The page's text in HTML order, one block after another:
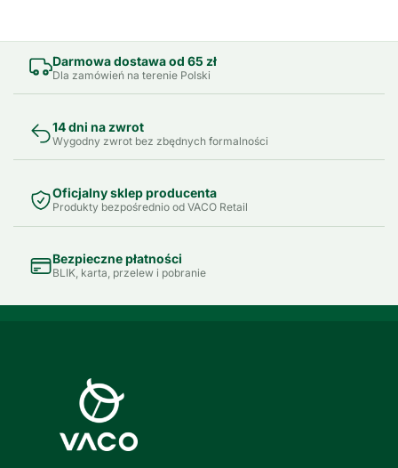
Darmowa dostawa od 65 zł
Dla zamówień na terenie Polski
14 dni na zwrot
Wygodny zwrot bez zbędnych formalności
Oficjalny sklep producenta
Produkty bezpośrednio od VACO Retail
Bezpieczne płatności
BLIK, karta, przelew i pobranie